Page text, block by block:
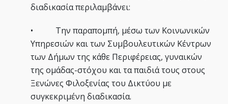
διαδικασία περιλαμβάνει:
• Την παραπομπή, μέσω των Κοινωνικών
Υπηρεσιών και των Συμβουλευτικών Κέντρων
των Δήμων της κάθε Περιφέρειας, γυναικών
της ομάδας-στόχου και τα παιδιά τους στους
Ξενώνες Φιλοξενίας του Δικτύου με
συγκεκριμένη διαδικασία.